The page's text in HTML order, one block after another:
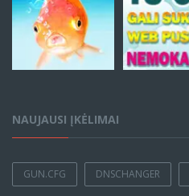
NAUJAUSI ĮKĖLIMAI
GUN.CFG DNSCHANGER